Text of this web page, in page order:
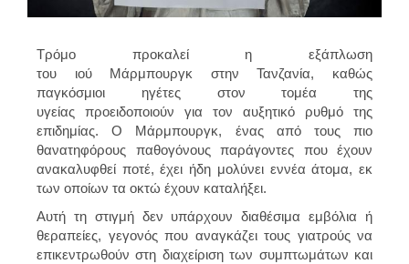
Τρόμο προκαλεί η εξάπλωση
του ιού Μάρμπουργκ στην Τανζανία, καθώς
παγκόσμιοι ηγέτες στον τομέα της
υγείας προειδοποιούν για τον αυξητικό ρυθμό της
επιδημίας. Ο Μάρμπουργκ, ένας από τους πιο
θανατηφόρους παθογόνους παράγοντες που έχουν
ανακαλυφθεί ποτέ, έχει ήδη μολύνει εννέα άτομα, εκ
των οποίων τα οκτώ έχουν καταλήξει.
Αυτή τη στιγμή δεν υπάρχουν διαθέσιμα εμβόλια ή
θεραπείες, γεγονός που αναγκάζει τους γιατρούς να
επικεντρωθούν στη διαχείριση των συμπτωμάτων και